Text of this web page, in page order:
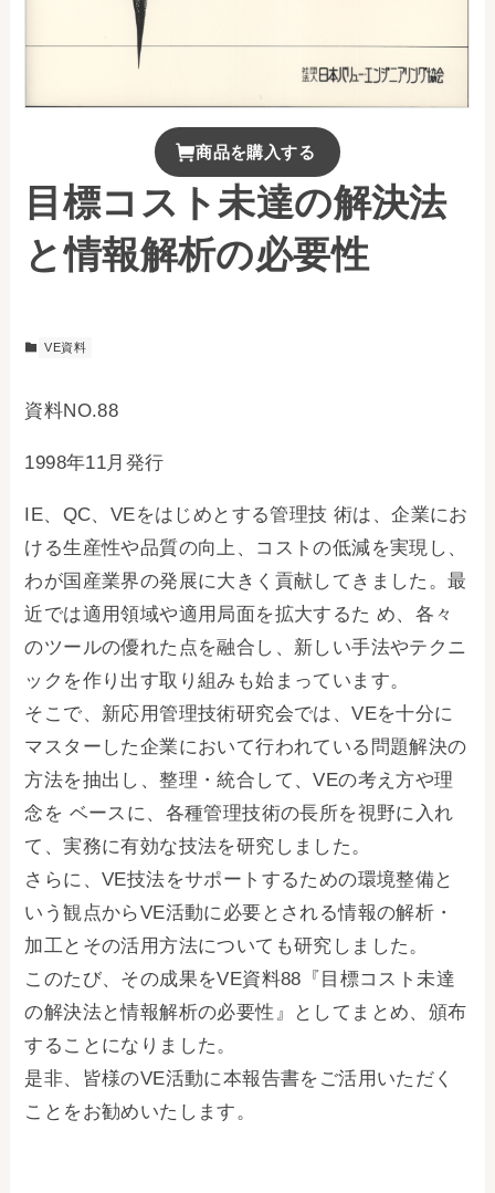
商品を購入する
目標コスト未達の解決法
と情報解析の必要性
VE資料
資料NO.88
1998年11月発行
IE、QC、VEをはじめとする管理技 術は、企業にお
ける生産性や品質の向上、コストの低減を実現し、
わが国産業界の発展に大きく貢献してきました。最
近では適用領域や適用局面を拡大するた め、各々
のツールの優れた点を融合し、新しい手法やテクニ
ックを作り出す取り組みも始まっています。
そこで、新応用管理技術研究会では、VEを十分に
マスターした企業において行われている問題解決の
方法を抽出し、整理・統合して、VEの考え方や理
念を ベースに、各種管理技術の長所を視野に入れ
て、実務に有効な技法を研究しました。
さらに、VE技法をサポートするための環境整備と
いう観点からVE活動に必要とされる情報の解析・
加工とその活用方法についても研究しました。
このたび、その成果をVE資料88『目標コスト未達
の解決法と情報解析の必要性』としてまとめ、頒布
することになりました。
是非、皆様のVE活動に本報告書をご活用いただく
ことをお勧めいたします。